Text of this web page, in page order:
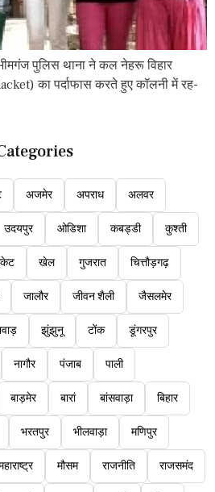
पुलिस थाना ने कल नेहरू विहार
का पर्दाफास करते हुए कॉलनी में रह-
अजमेर अपराध अलवर
उदयपुर ओडिशा कबड्डी कुश्ती
खेल गुजरात चित्तौड़गढ़
जालौर जीवन शैली जैसलमेर
झुंझुनू टोंक डूंगरपुर
नागौर पंजाब पाली
बाड़मेर बारां बांसवाड़ा बिहार
भरतपुर भीलवाड़ा मणिपुर
मौसम राजनीति राजसमंद